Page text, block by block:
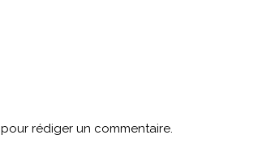
pour rédiger un commentaire.